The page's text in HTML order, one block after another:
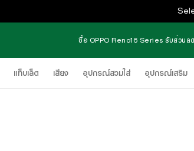
ซื้อ OPPO Reno16 Series รับส่วนล
แท็บเล็ต เสียง อุปกรณ์สวมใส่ อุปกรณ์เสริม